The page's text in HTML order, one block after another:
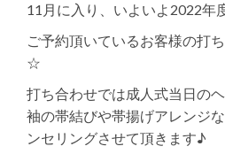
11月に入り、いよいよ2022年
ご予約頂いているお客様の打
☆
打ち合わせでは成人式当日の
袖の帯結びや帯揚げアレンジ
ンセリングさせて頂きます♪